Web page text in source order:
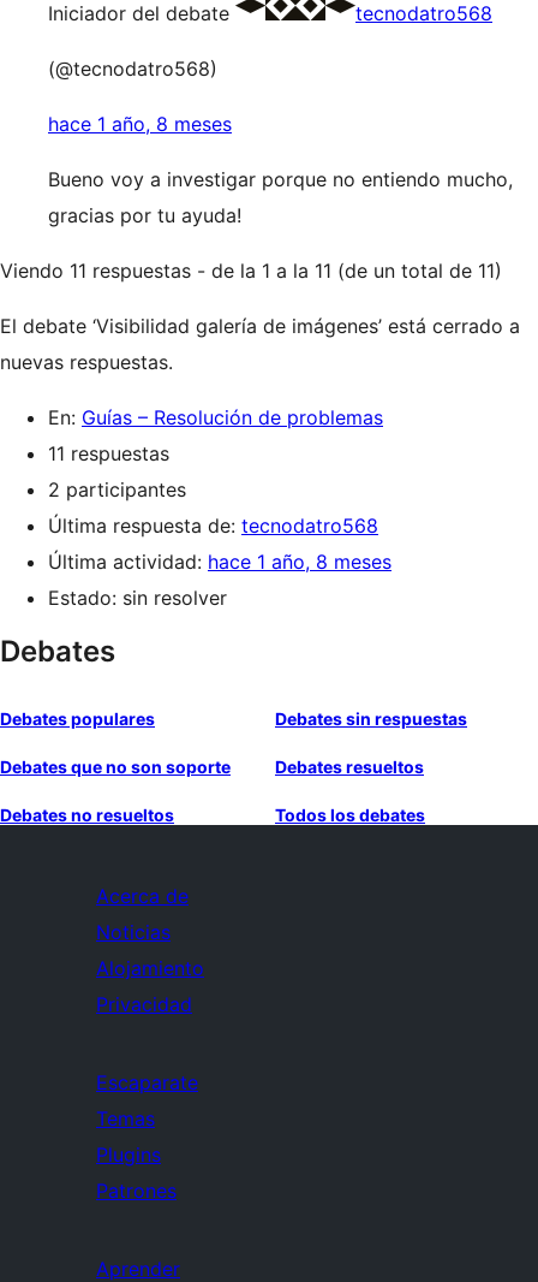
Iniciador del debate tecnodatro568
(@tecnodatro568)
hace 1 año, 8 meses
Bueno voy a investigar porque no entiendo mucho,
gracias por tu ayuda!
Viendo 11 respuestas - de la 1 a la 11 (de un total de 11)
El debate ‘Visibilidad galería de imágenes’ está cerrado a
nuevas respuestas.
En: Guías – Resolución de problemas
11 respuestas
2 participantes
Última respuesta de: tecnodatro568
Última actividad: hace 1 año, 8 meses
Estado: sin resolver
Debates
Debates populares Debates sin respuestas
Debates que no son soporte Debates resueltos
Debates no resueltos Todos los debates
Acerca de
Noticias
Alojamiento
Privacidad
Escaparate
Temas
Plugins
Patrones
Aprender